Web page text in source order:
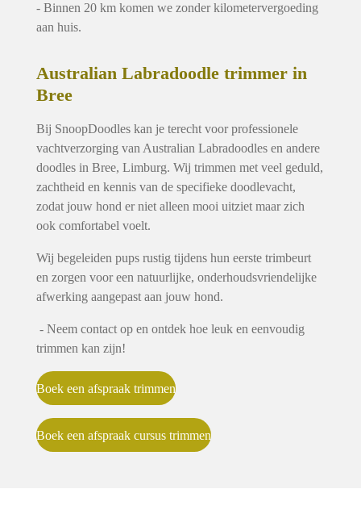
- Binnen 20 km komen we zonder kilometervergoeding
aan huis.
Australian Labradoodle trimmer in
Bree
Bij SnoopDoodles kan je terecht voor professionele
vachtverzorging van Australian Labradoodles en andere
doodles in Bree, Limburg. Wij trimmen met veel geduld,
zachtheid en kennis van de specifieke doodlevacht,
zodat jouw hond er niet alleen mooi uitziet maar zich
ook comfortabel voelt.
Wij begeleiden pups rustig tijdens hun eerste trimbeurt
en zorgen voor een natuurlijke, onderhoudsvriendelijke
afwerking aangepast aan jouw hond.
- Neem contact op en ontdek hoe leuk en eenvoudig
trimmen kan zijn!
Boek een afspraak trimmen
Boek een afspraak cursus trimmen